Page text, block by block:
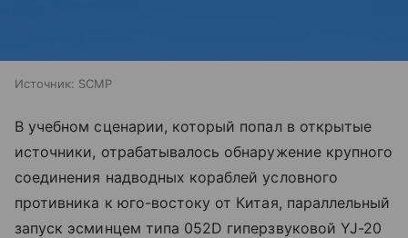
Источник: SCMP
В учебном сценарии, который попал в открытые
источники, отрабатывалось обнаружение крупного
соединения надводных кораблей условного
противника к юго-востоку от Китая, параллельный
запуск эсминцем типа 052D гиперзвуковой YJ-20